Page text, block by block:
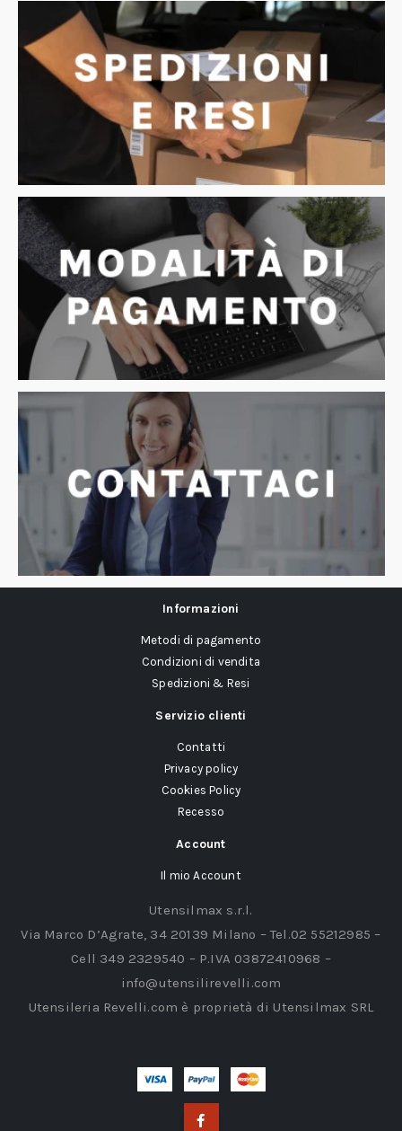
Informazioni
Metodi di pagamento
Condizioni di vendita
Spedizioni & Resi
Servizio clienti
Contatti
Privacy policy
Cookies Policy
Recesso
Account
Il mio Account
Utensilmax s.r.l.
Via Marco D’Agrate, 34 20139 Milano – Tel.02 55212985 –
Cell 349 2329540 – P.IVA 03872410968 –
info@utensilirevelli.com
Utensileria Revelli.com è proprietà di Utensilmax SRL